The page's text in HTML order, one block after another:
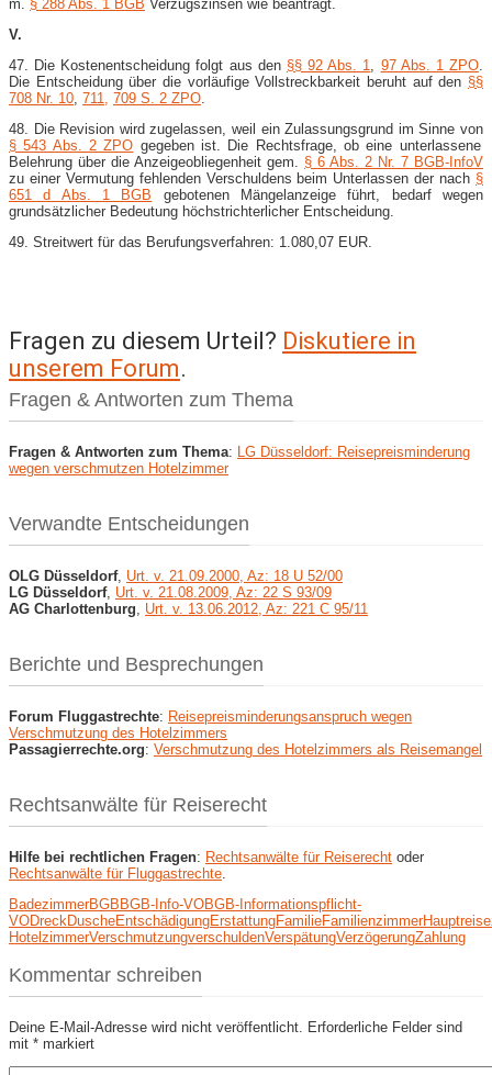
m. § 288 Abs. 1 BGB Verzugszinsen wie beantragt.
V.
47. Die Kostenentscheidung folgt aus den §§ 92 Abs. 1 97 Abs. 1 ZPO
Die Entscheidung über die vorläufige Vollstreckbarkeit beruht auf den §§
708 Nr. 10 711, 709 S. 2 ZPO
48. Die Revision wird zugelassen, weil ein Zulassungsgrund im Sinne von
§ 543 Abs. 2 ZPO gegeben ist. Die Rechtsfrage, ob eine unterlassene
Belehrung über die Anzeigeobliegenheit gem. § 6 Abs. 2 Nr. 7 BGB-​InfoV
zu einer Vermutung fehlenden Verschuldens beim Unterlassen der nach §
651 d Abs. 1 BGB gebotenen Mängelanzeige führt, bedarf wegen
grundsätzlicher Bedeutung höchstrichterlicher Entscheidung.
49. Streitwert für das Berufungsverfahren: 1.080,07 EUR.
Fragen zu diesem Urteil? Diskutiere in
unserem Forum.
Fragen & Antworten zum Thema
Fragen & Antworten zum Thema: LG Düsseldorf: Reisepreisminderung
wegen verschmutzen Hotelzimmer
Verwandte Entscheidungen
OLG Düsseldorf, Urt. v. 21.09.2000, Az: 18 U 52/00
LG Düsseldorf, Urt. v. 21.08.2009, Az: 22 S 93/09
AG Charlottenburg
Urt. v. 13.06.2012, Az: 221 C 95/11
Berichte und Besprechungen
Forum Fluggastrechte: Reisepreisminderungsanspruch wegen
Verschmutzung des Hotelzimmers
Passagierrechte.org: Verschmutzung des Hotelzimmers als Reisemangel
Rechtsanwälte für Reiserecht
Hilfe bei rechtlichen Fragen: Rechtsanwälte für Reiserecht oder
Rechtsanwälte für Fluggastrechte
BadezimmerBGBBGB-Info-VOBGB-Informationspflicht-
VODreckDuscheEntschädigungErstattungFamilieFamilienzimmer
HotelzimmerVerschmutzungverschuldenVerspätungVerzögerungZahlung
Kommentar schreiben
Deine E-Mail-Adresse wird nicht veröffentlicht. Erforderliche Felder sind
mit * markiert